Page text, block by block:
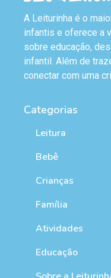
A Leiturinha é o
infantis e oferece a
sobre educação,
infantil. Além de
conectar com uma
Categorias
Leitura
Bebê
Crianças
Família
Atividades
Educação